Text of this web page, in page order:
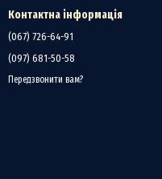
Контактна інформація
(067) 726-64-91
(097) 681-50-58
Передзвонити вам?